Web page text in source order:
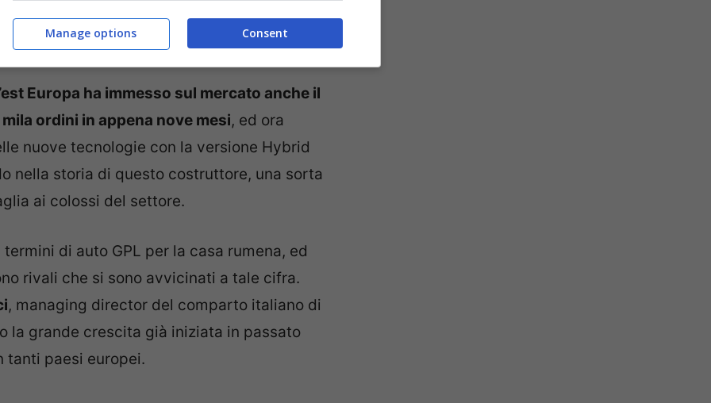
speciale classifica riguardante la penisola
Europa ha immesso sul mercato anche il
ordini in appena nove mesi, ed ora
nuove tecnologie con la versione Hybrid
nella storia di questo costruttore, una sorta
ai colossi del settore.
termini di auto GPL per la casa rumena, ed
rivali che si sono avvicinati a tale cifra.
, managing director del comparto italiano di
la grande crescita già iniziata in passato
tanti paesi europei.
Consent
Manage options